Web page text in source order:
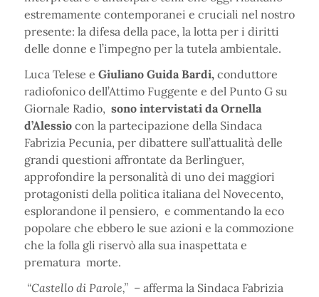
estremamente contemporanei e cruciali nel nostro
presente: la difesa della pace, la lotta per i diritti
delle donne e l’impegno per la tutela ambientale.
Luca Telese e Giuliano Guida Bardi, conduttore
radiofonico dell’Attimo Fuggente e del Punto G su
Giornale Radio, sono intervistati da Ornella
d’Alessio con la partecipazione della Sindaca
Fabrizia Pecunia, per dibattere sull’attualità delle
grandi questioni affrontate da Berlinguer,
approfondire la personalità di uno dei maggiori
protagonisti della politica italiana del Novecento,
esplorandone il pensiero, e commentando la eco
popolare che ebbero le sue azioni e la commozione
che la folla gli riservò alla sua inaspettata e
prematura morte.
“Castello di Parole,” – afferma la Sindaca Fabrizia